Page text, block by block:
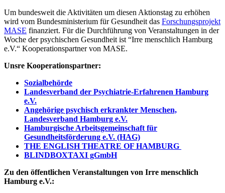
Um bundesweit die Aktivitäten um diesen Aktionstag zu erhöhen
wird vom Bundesministerium für Gesundheit das Forschungsprojekt
MASE finanziert. Für die Durchführung von Veranstaltungen in der
Woche der psychischen Gesundheit ist “Irre menschlich Hamburg
e.V.“ Kooperationspartner von MASE.
Unsre Kooperationspartner:
Sozialbehörde
Landesverband der Psychiatrie-Erfahrenen Hamburg
e.V.
Angehörige psychisch erkrankter Menschen,
Landesverband Hamburg e.V.
Hamburgische Arbeitsgemeinschaft für
Gesundheitsförderung e.V. (HAG)
THE ENGLISH THEATRE OF HAMBURG
BLINDBOXTAXI gGmbH
Zu den öffentlichen Veranstaltungen von Irre menschlich
Hamburg e.V.: